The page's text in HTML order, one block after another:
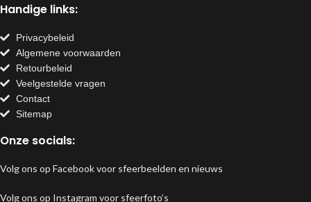
Handige links:
Privacybeleid
Algemene voorwaarden
Retourbeleid
Veelgestelde vragen
Contact
Sitemap
Onze socials:
Volg ons op Facebook voor sfeerbeelden en nieuws
Volg ons op Instagram voor sfeerfoto’s